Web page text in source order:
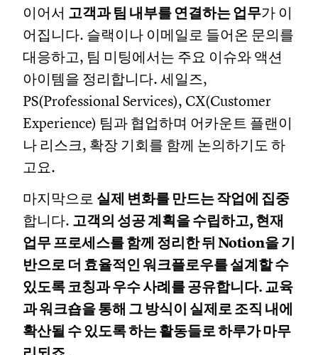
이어서 고객과 팀 내부를 연결하는 업무가 이
어집니다. 슬랙이나 이메일로 들어온 문의를
대응하고, 팀 미팅에서는 주요 이슈와 액션
아이템을 정리합니다. 세일즈,
PS(Professional Services), CX(Customer
Experience) 팀과 협업하며 어카운트 플랜이
나 리스크, 확장 기회를 함께 논의하기도 하
고요.
마지막으로 실제 변화를 만드는 작업에 집중
합니다. 고객의 성공 계획을 수립하고, 현재
업무 프로세스를 함께 정리한 뒤 Notion을 기
반으로 더 효율적인 워크플로우를 설계할 수
있도록 코칭과 우수 사례를 공유합니다. 교육
과 워크숍을 통해 그 방식이 실제로 조직 내에
확산될 수 있도록 하는 활동들로 하루가 마무